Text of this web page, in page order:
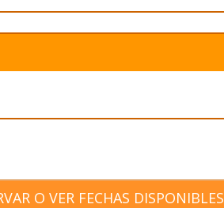
O VER FECHAS DISPONIBLES